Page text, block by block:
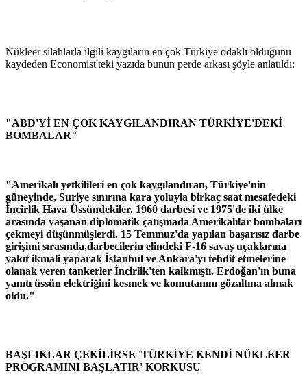
Nükleer silahlarla ilgili kaygıların en çok Türkiye odaklı olduğunu
kaydeden Economist'teki yazıda bunun perde arkası şöyle anlatıldı:
"ABD'Yİ EN ÇOK KAYGILANDIRAN TÜRKİYE'DEKİ
BOMBALAR"
"Amerikalı yetkilileri en çok kaygılandıran, Türkiye'nin
güneyinde, Suriye sınırına kara yoluyla birkaç saat mesafedeki
İncirlik Hava Üssündekiler. 1960 darbesi ve 1975'de iki ülke
arasında yaşanan diplomatik çatışmada Amerikalılar bombaları
çekmeyi düşünmüşlerdi. 15 Temmuz'da yapılan başarısız darbe
girişimi sırasında,darbecilerin elindeki F-16 savaş uçaklarına
yakıt ikmali yaparak İstanbul ve Ankara'yı tehdit etmelerine
olanak veren tankerler İncirlik'ten kalkmıştı. Erdoğan'ın buna
yanıtı üssün elektriğini kesmek ve komutanını gözaltına almak
oldu."
BAŞLIKLAR ÇEKİLİRSE 'TÜRKİYE KENDİ NÜKLEER
PROGRAMINI BAŞLATIR' KORKUSU